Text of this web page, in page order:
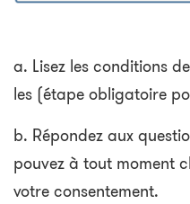
a. Lisez les conditions
les (étape obligatoire
b. Répondez aux
pouvez à tout moment
votre consentement.